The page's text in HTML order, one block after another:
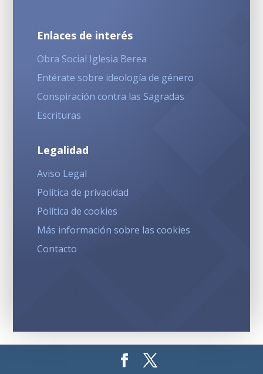
Enlaces de interés
Obra Social Iglesia Berea
Entérate sobre ideología de género
Conspiración contra las Sagradas
Escrituras
Legalidad
Aviso Legal
Política de privacidad
Política de cookies
Más información sobre las cookies
Contacto